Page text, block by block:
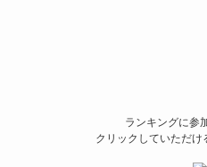
ランキングに参
クリックしていただけ